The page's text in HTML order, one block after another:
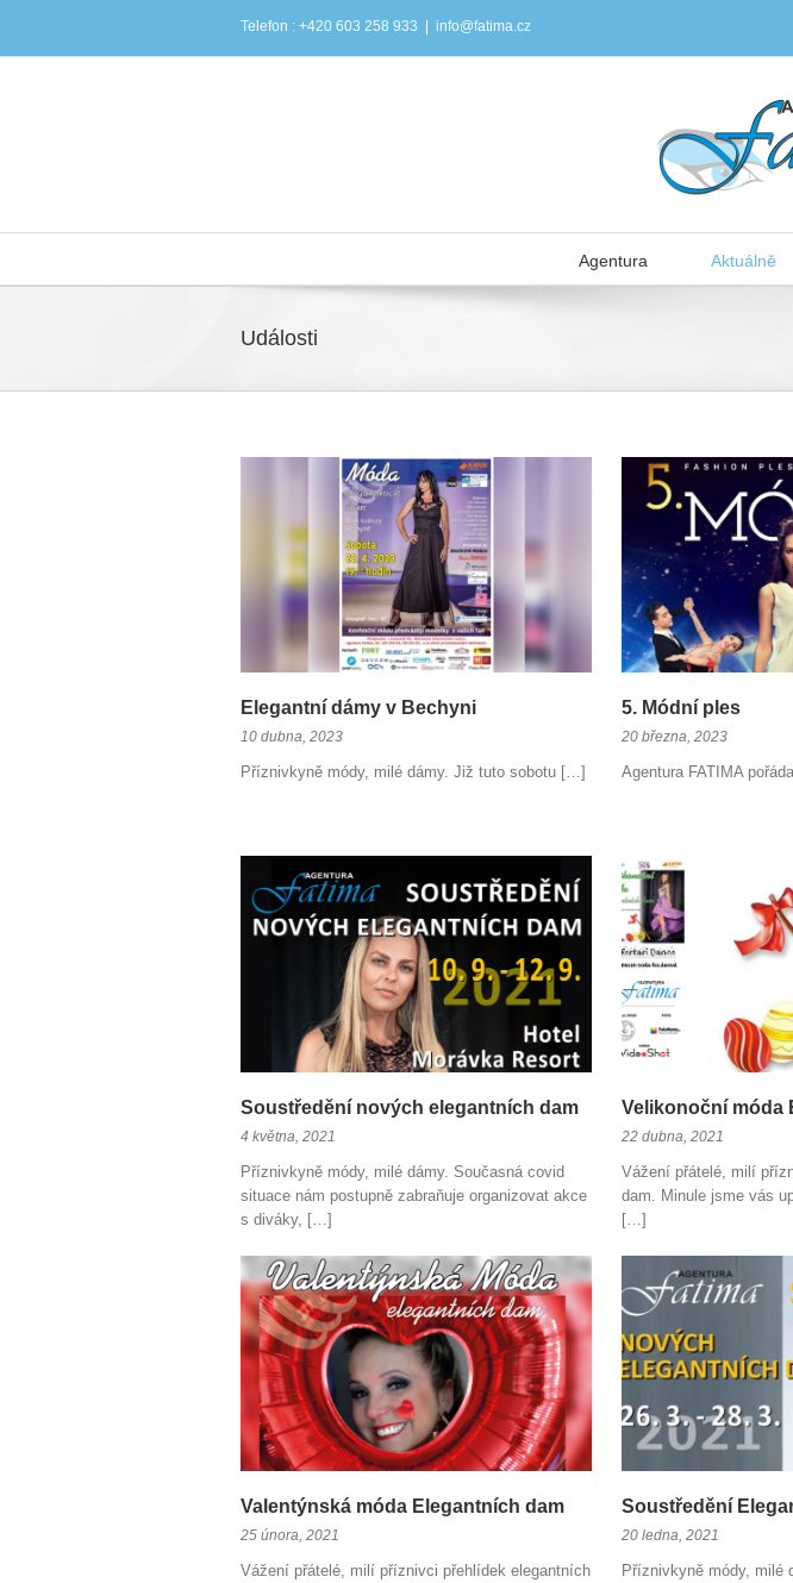
Telefon : +420 603 258 933 info@fatima.cz
Agentura Aktuálně
Události
Elegantní dámy v Bechyni
10 dubna, 2023
Příznivkyně módy, milé dámy. Již tuto sobotu […]
5. Módní ples
20 března, 2023
Agentura FATIMA
Soustředění nových elegantních dam
4 května, 2021
Příznivkyně módy, milé dámy. Současná covid
situace nám postupně zabraňuje organizovat akce
s diváky, […]
Velikonoční móda
22 dubna, 2021
Vážení přátelé, milí
dam. Minule jsme vás
[…]
Valentýnská móda Elegantních dam
25 února, 2021
Vážení přátelé, milí příznivci přehlídek elegantních
Soustředění
20 ledna, 2021
Příznivkyně módy, milé